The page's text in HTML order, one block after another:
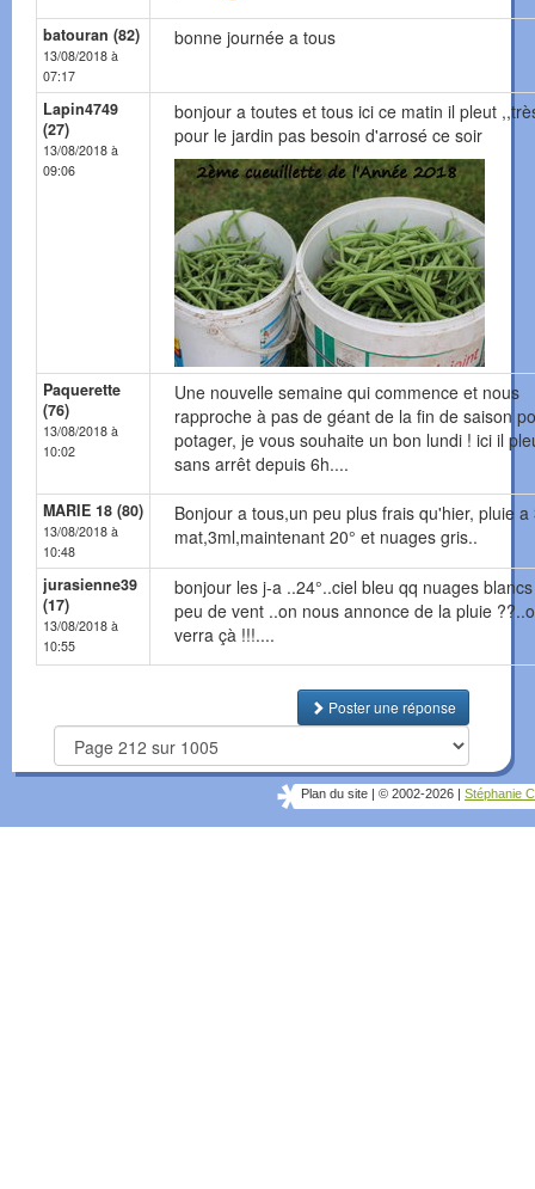
batouran (82)
13/08/2018 à
07:17
bonne journée a tous
Lapin4749
(27)
13/08/2018 à
09:06
bonjour a toutes et tous ici ce matin il pleut
pour le jardin pas besoin d'arrosé ce soir
Paquerette
(76)
13/08/2018 à
10:02
Une nouvelle semaine qui commence et nous
rapproche à pas de géant de la fin de saison
potager, je vous souhaite un bon lundi ! ici il
sans arrêt depuis 6h....
MARIE 18 (80)
13/08/2018 à
10:48
Bonjour a tous,un peu plus frais qu'hier, pluie a
mat,3ml,maintenant 20° et nuages gris..
jurasienne39
(17)
13/08/2018 à
10:55
bonjour les j-a ..24°..ciel bleu qq nuages
peu de vent ..on nous annonce de la pluie
verra çà !!!....
Poster une réponse
Plan du site © 2002-2026 Stéphanie C